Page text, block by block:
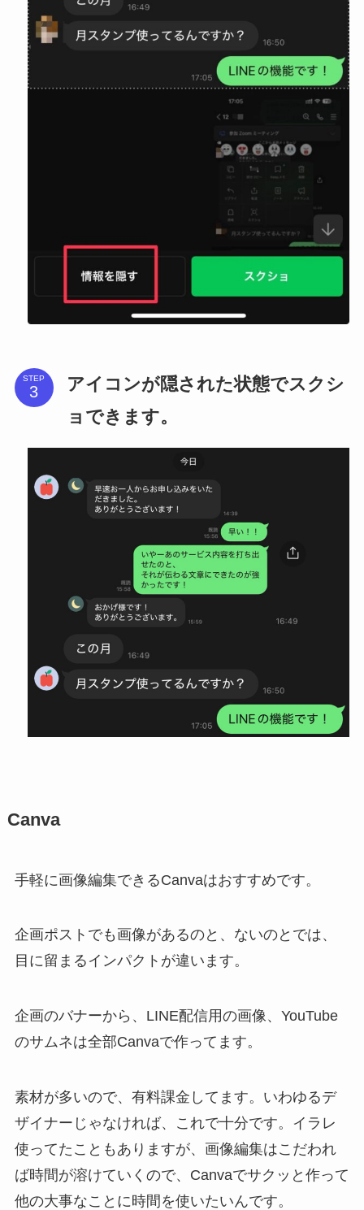
STEP
アイコンが隠された状態でスクシ
ョできます。
Canva
手軽に画像編集できるCanvaはおすすめです。
企画ポストでも画像があるのと、ないのとでは、
目に留まるインパクトが違います。
企画のバナーから、LINE配信用の画像、YouTube
のサムネは全部Canvaで作ってます。
素材が多いので、有料課金してます。いわゆるデ
ザイナーじゃなければ、これで十分です。イラレ
使ってたこともありますが、画像編集はこだわれ
ば時間が溶けていくので、Canvaでサクッと作って
他の大事なことに時間を使いたいんです。